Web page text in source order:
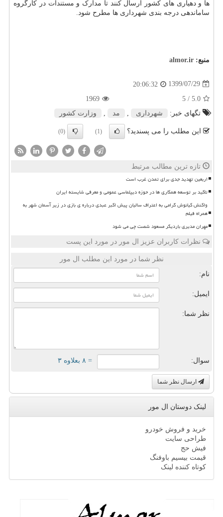
ها و دهیاری های کشور ارسال کنند تا مدارک و مستندات در کارگروه
ساماندهی درجه بندی شهرداری ها مطرح شود.
منبع: almor.ir
1399/07/29
20:06:32
5.0
/ 5
1969
تگهای خبر:
شهرداری مد وزارت كشور
این مطلب را می پسندید؟ (1)
(0)
تازه ترین مطالب مرتبط
اربعین تهدید جدی برای تمدن غرب است
تاکید بر توسعه همکاری ها در حوزه دیپلماسی عمومی و معرفی شایسته ایران
واکنش کیانوش گرامی به اعتراف سالیان پیش اکبر عبدی درباره ی بازی در زیر آسمان شهر به
همراه فیلم
مهران مدیری باردیگر مسعود شصت چی می شود
نظرات کاربران عزیز ال مور در مورد این پست
نظر شما در مورد این مطلب ال مور
نام:
ایمیل:
نظر شما:
سوال: = ۸ بعلاوه ۳
ارسال نظر شما
لینک دوستان ال مور
خرید و فروش خودرو
طراحی سایت
فیش حج
قیمت بیسیم باوفنگ
کوتاه کننده لینک